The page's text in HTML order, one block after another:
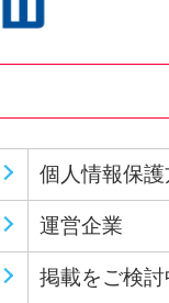
個人情報保
運営企業
掲載をご検